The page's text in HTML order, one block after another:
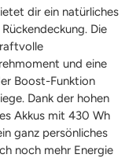
dir ein natürliches
Die
und eine
Boost-Funktion
Dank der hohen
Akkus mit 430 Wh
ganz persönliches
noch mehr Energie